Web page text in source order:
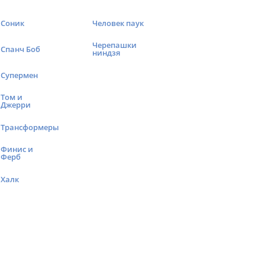
Соник
Спанч Боб
Супермен
Том и
Джерри
Трансформеры
Финис и
Ферб
Халк
Человек паук
Черепашки
ниндзя